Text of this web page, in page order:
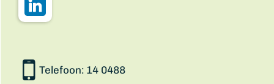
Telefoon: 14 0488